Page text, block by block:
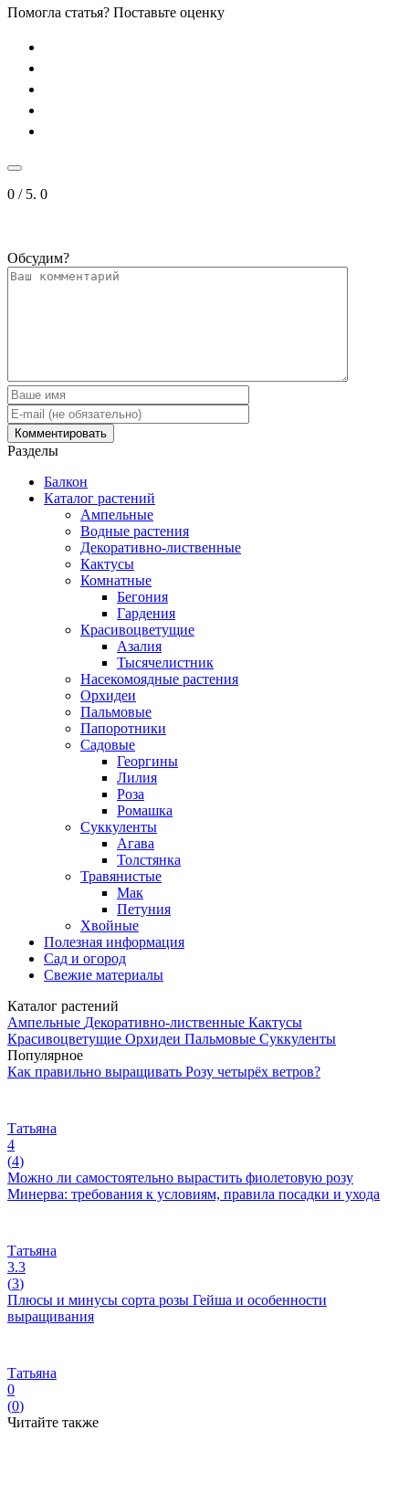
Помогла статья? Поставьте оценку
0 / 5. 0
Обсудим?
Разделы
Балкон
Каталог растений
Ампельные
Водные растения
Декоративно-лиственные
Кактусы
Комнатные
Бегония
Гардения
Красивоцветущие
Азалия
Тысячелистник
Насекомоядные растения
Орхидеи
Пальмовые
Папоротники
Садовые
Георгины
Лилия
Роза
Ромашка
Суккуленты
Агава
Толстянка
Травянистые
Мак
Петуния
Хвойные
Полезная информация
Сад и огород
Свежие материалы
Каталог растений
Ампельные Декоративно-лиственные Кактусы
Красивоцветущие Орхидеи Пальмовые Суккуленты
Популярное
Как правильно выращивать Розу четырёх ветров?
Татьяна
4
(4)
Можно ли самостоятельно вырастить фиолетовую розу
Минерва: требования к условиям, правила посадки и ухода
Татьяна
3.3
(3)
Плюсы и минусы сорта розы Гейша и особенности
выращивания
Татьяна
0
(0)
Читайте также